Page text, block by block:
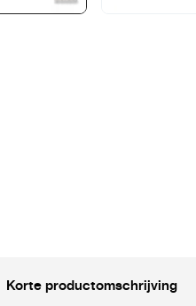
Korte productomschrijving